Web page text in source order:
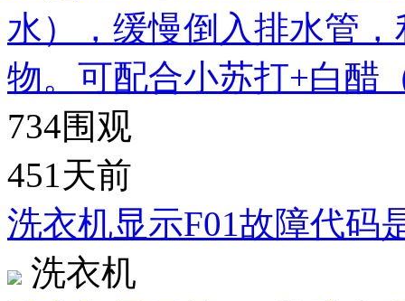
水），缓慢倒入排水管
物。可配合小苏打+白醋
734围观
451天前
洗衣机显示F01故障代码
洗衣机